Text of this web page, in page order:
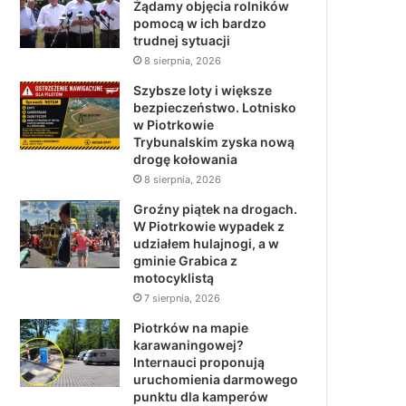
Żądamy objęcia rolników
pomocą w ich bardzo
trudnej sytuacji
8 sierpnia, 2026
Szybsze loty i większe
bezpieczeństwo. Lotnisko
w Piotrkowie
Trybunalskim zyska nową
drogę kołowania
8 sierpnia, 2026
Groźny piątek na drogach.
W Piotrkowie wypadek z
udziałem hulajnogi, a w
gminie Grabica z
motocyklistą
7 sierpnia, 2026
Piotrków na mapie
karawaningowej?
Internauci proponują
uruchomienia darmowego
punktu dla kamperów